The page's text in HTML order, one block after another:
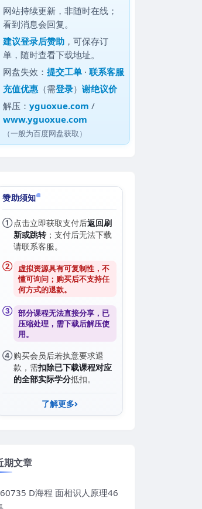
网站持续更新，非随时在线；
看到消息会回复。
建议登录后赞助 ，可保存订
单，随时查看下载地址。
网盘失效：提交工单 ·联系客服
充值优惠 （需登录）谢绝议价
解压：yguoxue.com /
www.yguoxue.com
（一般为百度网盘获取）
赞助须知
①点击立即获取支付后返回刷
新或跳转；支付后无法下载
请联系客服。
②
虚拟资源具有可复制性，不
懂可询问；购买后不支持任
何方式的退款。
③ 部分课程无法直接分享，已
压缩处理，需下载后解压使
用。
④购买会员后若执意要求退
款，需扣除已下载课程对应
的全部实际学分抵扣。
了解更多
期文章
D海程 面相识人原理46